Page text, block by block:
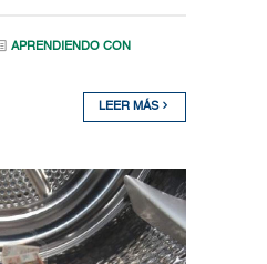
APRENDIENDO CON
LEER MÁS